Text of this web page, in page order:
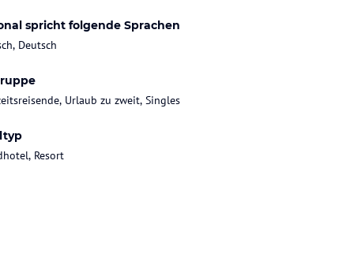
spricht folgende Sprachen
Deutsch
Urlaub zu zweit, Singles
Resort